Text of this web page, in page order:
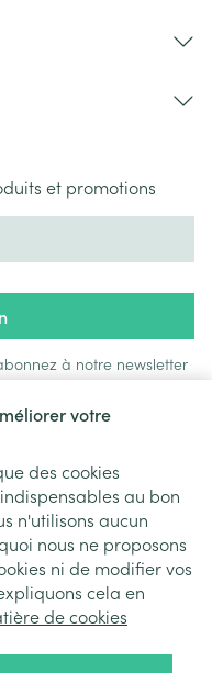
votre
des cookies
au bon
n'utilisons aucun
nous ne proposons
ni de modifier vos
cela en
de cookies
et promotions
à notre newsletter
.